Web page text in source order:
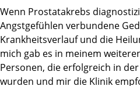
Doch ich habe vor der
gesehen. Ich kann nur allen
diesem schwierigen Schritt
Leben hat nicht an Qualität
gewonnen. Die Kontinenz ist
das andere klappt auch schon
Wenn Prostatakrebs
Angstgefühlen verbundene
Krankheitsverlauf und die
mich gab es in meinem
Personen, die erfolgreich in
wurden und mir die Klinik